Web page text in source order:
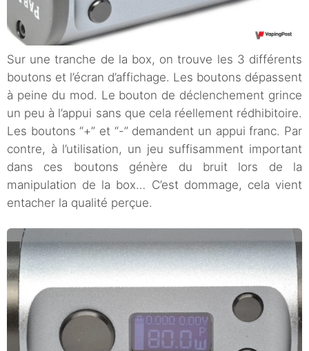
Sur une tranche de la box, on trouve les 3 différents
boutons et l’écran d’affichage. Les boutons dépassent
à peine du mod. Le bouton de déclenchement grince
un peu à l’appui sans que cela réellement rédhibitoire.
Les boutons “+” et “-” demandent un appui franc. Par
contre, à l’utilisation, un jeu suffisamment important
dans ces boutons génère du bruit lors de la
manipulation de la box… C’est dommage, cela vient
entacher la qualité perçue.